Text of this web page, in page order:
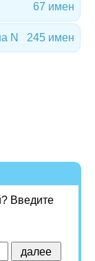
67 имен
N 245 имен
Введите